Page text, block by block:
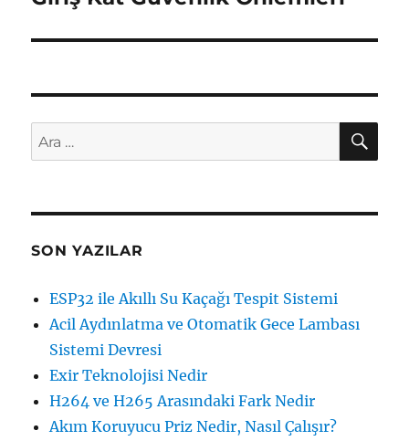
Ara:
SON YAZILAR
ESP32 ile Akıllı Su Kaçağı Tespit Sistemi
Acil Aydınlatma ve Otomatik Gece Lambası
Sistemi Devresi
Exir Teknolojisi Nedir
H264 ve H265 Arasındaki Fark Nedir
Akım Koruyucu Priz Nedir, Nasıl Çalışır?